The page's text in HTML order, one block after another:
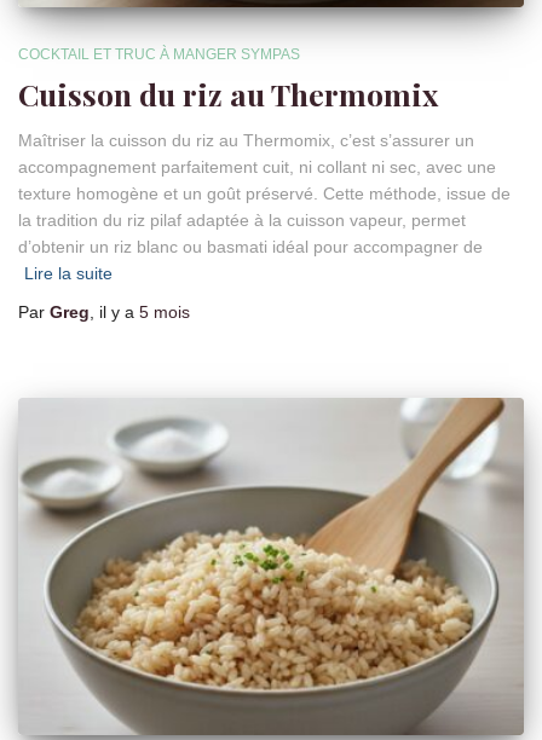
COCKTAIL ET TRUC À MANGER SYMPAS
Cuisson du riz au Thermomix
Maîtriser la cuisson du riz au Thermomix, c’est s’assurer un
accompagnement parfaitement cuit, ni collant ni sec, avec une
texture homogène et un goût préservé. Cette méthode, issue de
la tradition du riz pilaf adaptée à la cuisson vapeur, permet
d’obtenir un riz blanc ou basmati idéal pour accompagner de
Lire la suite
Par Greg , il y a 5 mois